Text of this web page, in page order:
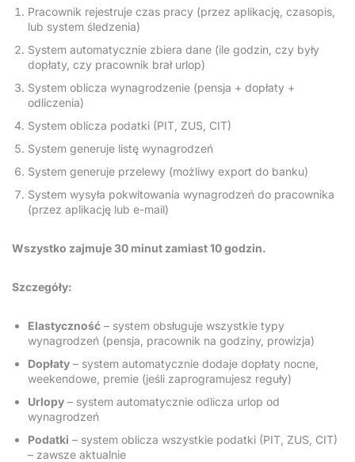
Pracownik rejestruje czas pracy (przez aplikację, czasopis,
lub system śledzenia)
System automatycznie zbiera dane (ile godzin, czy były
dopłaty, czy pracownik brał urlop)
System oblicza wynagrodzenie (pensja + dopłaty +
odliczenia)
System oblicza podatki (PIT, ZUS, CIT)
System generuje listę wynagrodzeń
System generuje przelewy (możliwy export do banku)
System wysyła pokwitowania wynagrodzeń do pracownika
(przez aplikację lub e-mail)
Wszystko zajmuje 30 minut zamiast 10 godzin.
Szczegóły:
Elastyczność – system obsługuje wszystkie typy
wynagrodzeń (pensja, pracownik na godziny, prowizja)
Dopłaty – system automatycznie dodaje dopłaty nocne,
weekendowe, premie (jeśli zaprogramujesz reguły)
Urlopy – system automatycznie odlicza urlop od
wynagrodzeń
Podatki – system oblicza wszystkie podatki (PIT, ZUS, CIT)
– zawsze aktualnie